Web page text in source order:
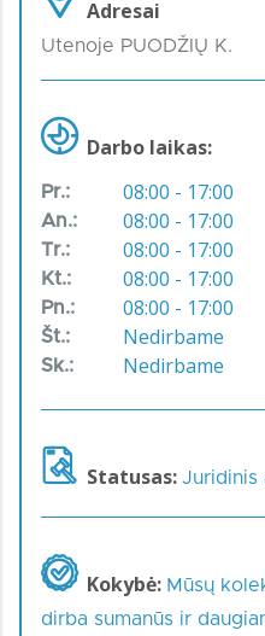
Adresai
Utenoje PUODŽIŲ K.
Darbo laikas:
Pr.: 08:00 - 17:00
An.: 08:00 - 17:00
Tr.: 08:00 - 17:00
Kt.: 08:00 - 17:00
Pn.: 08:00 - 17:00
Št.: Nedirbame
Sk.: Nedirbame
Statusas: Juridinis
Kokybė: Mūsų
dirba sumanūs ir